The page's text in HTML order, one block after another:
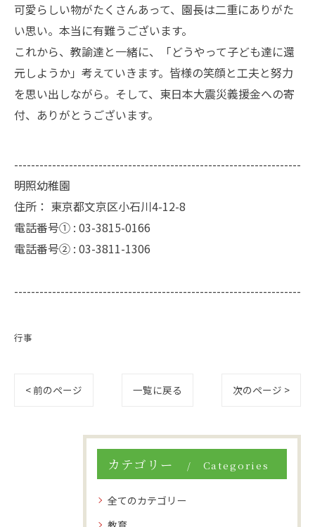
可愛らしい物がたくさんあって、園長は二重にありがた
い思い。本当に有難うございます。
これから、教諭達と一緒に、「どうやって子ども達に還
元しようか」考えていきます。皆様の笑顔と工夫と努力
を思い出しながら。そして、東日本大震災義援金への寄
付、ありがとうございます。
--------------------------------------------------------------------
明照幼稚園
住所： 東京都文京区小石川4-12-8
電話番号① : 03-3815-0166
電話番号② : 03-3811-1306
--------------------------------------------------------------------
行事
< 前のページ 一覧に戻る 次のページ >
カテゴリー Categories
全てのカテゴリー